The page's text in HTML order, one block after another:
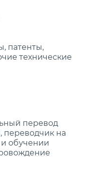
патенты,
технические
перевод
переводчик на
обучении